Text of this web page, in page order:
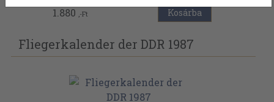
1.880 ,-Ft Kosárba
Fliegerkalender der DDR 1987